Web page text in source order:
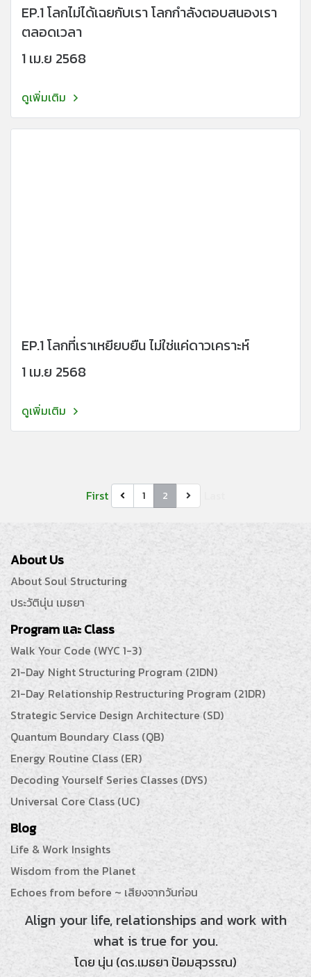
EP.1 โลกไม่ได้เฉยกับเรา โลกกำลังตอบสนองเรา
ตลอดเวลา
1 เม.ย 2568
ดูเพิ่มเติม
EP.1 โลกที่เราเหยียบยืน ไม่ใช่แค่ดาวเคราะห์
1 เม.ย 2568
ดูเพิ่มเติม
First 1 2
About Us
About Soul Structuring
ประวัตินุ่น เมธยา
Program และ Class
Walk Your Code (WYC 1-3)
21-Day Night Structuring Program (21DN)
21-Day Relationship Restructuring Program (21DR)
Strategic Service Design Architecture (SD)
Quantum Boundary Class (QB)
Energy Routine Class (ER)
Decoding Yourself Series Classes (DYS)
Universal Core Class (UC)
Blog
Life & Work Insights
Wisdom from the Planet
Echoes from before ~ เสียงจากวันก่อน
Align your life, relationships and work with
what is true for you.
โดย นุ่น (ดร.เมธยา ป้อมสุวรรณ)